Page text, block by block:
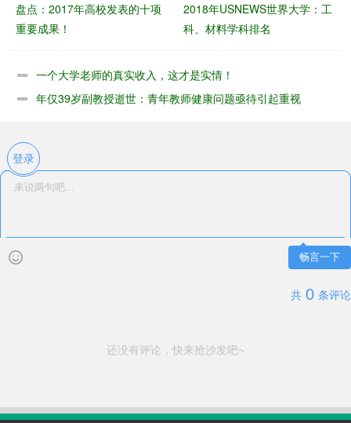
盘点：2017年高校发表的十项
重要成果！
2018年USNEWS世界大学：工
科、材料学科排名
一个大学老师的真实收入，这才是实情！
年仅39岁副教授逝世：青年教师健康问题亟待引起重视
登录
畅言一下
共 0 条评论
还没有评论，快来抢沙发吧~